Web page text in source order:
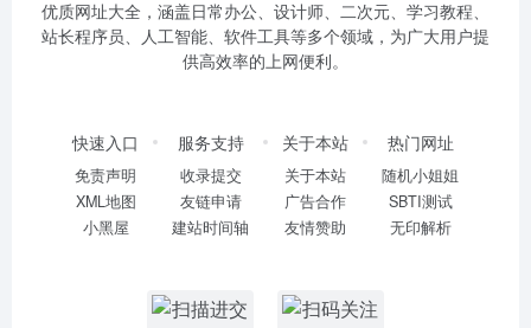
优质网址大全，涵盖日常办公、设计师、二次元、学习教程、
站长程序员、人工智能、软件工具等多个领域，为广大用户提
供高效率的上网便利。
快速入口
免责声明
XML地图
小黑屋
服务支持
收录提交
友链申请
建站时间轴
关于本站
关于本站
广告合作
友情赞助
热门网址
随机小姐姐
SBTI测试
无印解析